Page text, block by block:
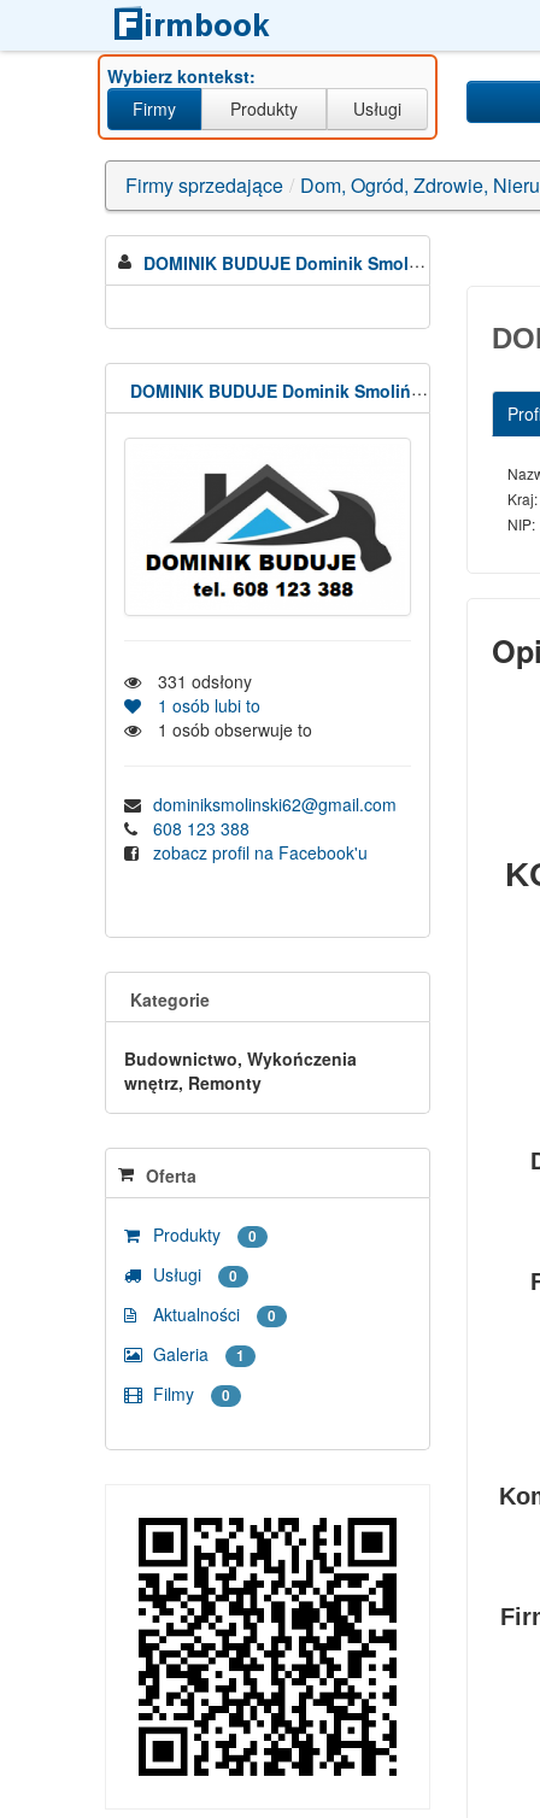
Wybierz kontekst:
Firmy
Produkty Usługi
Firmy sprzedające / Dom, Ogród, Zdrowie,
DOMINIK BUDUJE Dominik Smolinski
DOMINIK BUDUJE Dominik Smoliński
331 odsłony
1 osób lubi to
1 osób obserwuje to
dominiksmolinski62@gmail.com
608 123 388
zobacz profil na Facebook'u
Kategorie
Budownictwo, Wykończenia
wnętrz, Remonty
Oferta
Produkty 0
Usługi 0
Aktualności 0
Galeria 1
Filmy 0
Kraj:
NIP: